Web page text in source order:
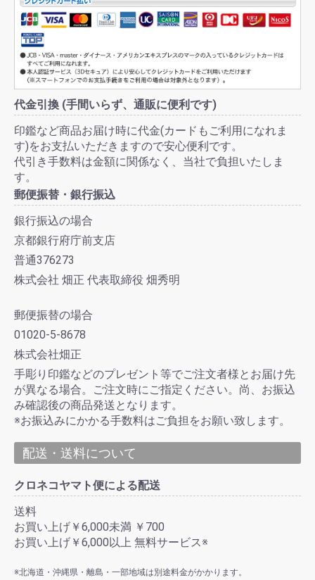
代金引換 (手間いらず、通販に便利です)
印鑑など商品お届け時に代金(カードもご利用になれま
す)をお支払いただきますので安心便利です。
代引き手数料は金額に関係なく、当社で負担いたしま
す。
郵便振替・銀行振込
銀行振込の場合
京都銀行府庁前支店
普通376273
株式会社 畑正 代表取締役 畑秀明
郵便振替の場合
01020-5-8678
株式会社畑正
手彫り印鑑などのプレゼント等でご注文者様とお届け先
が異なる場合。ご注文時にご指定ください。尚、お振込
み確認後の商品発送となります。
※お振込みにかかる手数料はご負担をお願い致します。
配送・送料について
クロネコヤマト便による配送
送料
お買い上げ￥6,000未満 ￥700
お買い上げ￥6,000以上 無料サービス※
※北海道・沖縄県・離島・一部地域は別途料金がかかります。